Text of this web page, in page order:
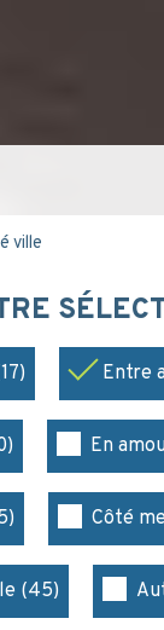
ville
Entre
En
Côté
(45)